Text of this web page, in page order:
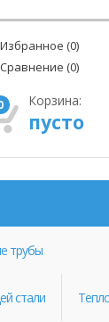
Избранное (0)
Сравнение (0)
Корзина:
пусто
трубы
стали